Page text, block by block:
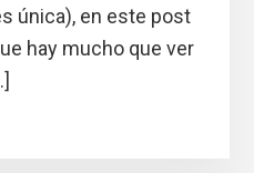
única), en este post
hay mucho que ver